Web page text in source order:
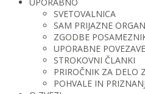
SVETOVALNICA
SAM PRIJAZNE
ZGODBE
UPORABNE POVEZAVE
STROKOVNI ČLANKI
PRIROČNIK ZA DELO
POHVALE IN